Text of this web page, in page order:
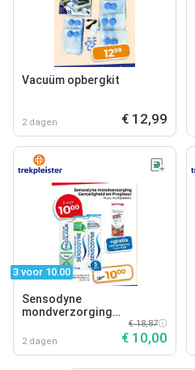
Vacuüm opbergkit
2 dagen € 12,99
3 voor 10.00
Sensodyne
mondverzorging
gevoeligheid en proglasur
2 dagen
€ 18,87
€ 10,00